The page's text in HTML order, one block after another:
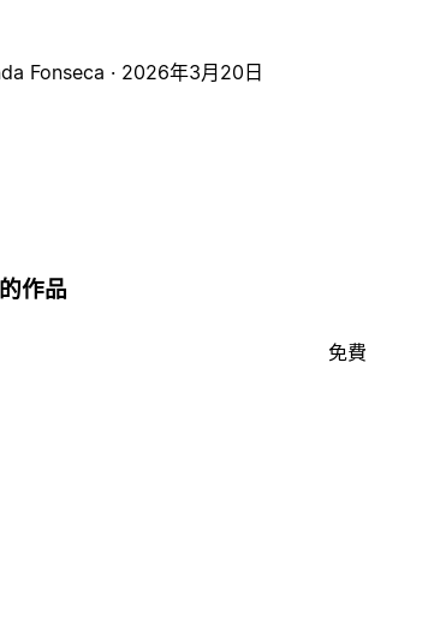
Fonseca · 2026年3月20日
作品
免費